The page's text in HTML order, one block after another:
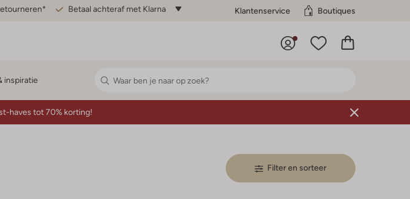
Betaal achteraf met Klarna Klantenservice Boutiques
inspiratie
haves tot 70% korting!
Filter en sorteer